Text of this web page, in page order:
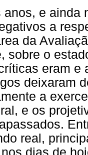
anos, e
a
da
sobre o
eram e
deixaram
a
e os
real,